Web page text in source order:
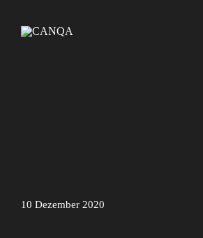
10 Dezember 2020